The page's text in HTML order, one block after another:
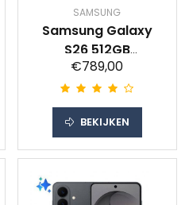
SAMSUNG
Samsung Galaxy
S26 512GB
Lichtblauw 5G
€789,00
BEKIJKEN